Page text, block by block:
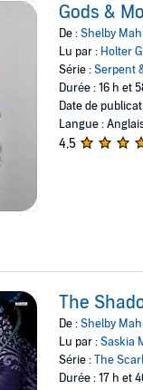
Gods &
De :Shelby
Lu par : Holter
Série :Serpent
Durée : 16 h et
Date de
Langue :
4,5
The
De :Shelby
Lu par :Saskia
Série :The
Durée : 17 h et